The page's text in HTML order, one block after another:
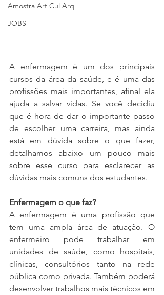
Amostra Art Cul Arq
JOBS
A enfermagem é um dos principais
cursos da área da saúde, e é uma das
profissões mais importantes, afinal ela
ajuda a salvar vidas. Se você decidiu
que é hora de dar o importante passo
de escolher uma carreira, mas ainda
está em dúvida sobre o que fazer,
detalhamos abaixo um pouco mais
sobre esse curso para esclarecer as
dúvidas mais comuns dos estudantes.
Enfermagem o que faz?
A enfermagem é uma profissão que
tem uma ampla área de atuação. O
enfermeiro pode trabalhar em
unidades de saúde, como hospitais,
clínicas, consultórios tanto na rede
pública como privada. Também poderá
desenvolver trabalhos mais técnicos em